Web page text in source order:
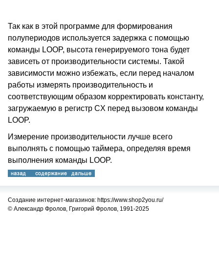
Так как в этой программе для формирования
полупериодов используется задержка с помощью
команды LOOP, высота генерируемого тона будет
зависеть от производительности системы. Такой
зависимости можно избежать, если перед началом
работы измерять производительность и
соответствующим образом корректировать константу,
загружаемую в регистр CX перед вызовом команды
LOOP.
Измерение производительности лучше всего
выполнять с помощью таймера, определяя время
выполнения команды LOOP.
Создание интернет-магазинов: https://www.shop2you.ru/
© Александр Фролов, Григорий Фролов, 1991-2025